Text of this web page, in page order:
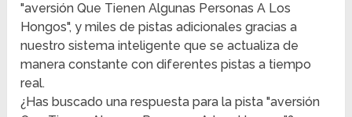
"aversión Que Tienen Algunas Personas A Los
Hongos", y miles de pistas adicionales gracias a
nuestro sistema inteligente que se actualiza de
manera constante con diferentes pistas a tiempo
real.
¿Has buscado una respuesta para la pista "aversión